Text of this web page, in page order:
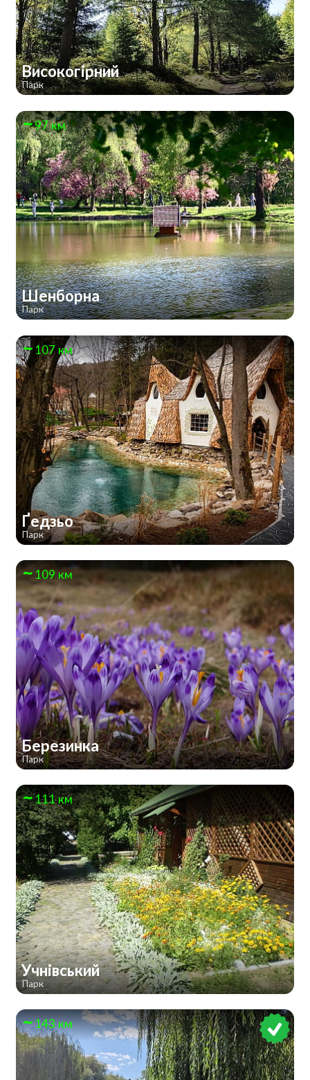
Високогірний
Парк
97 км
Шенборна
Парк
107 км
Ґедзьо
Парк
109 км
Березинка
Парк
111 км
Учнівський
Парк
143 км